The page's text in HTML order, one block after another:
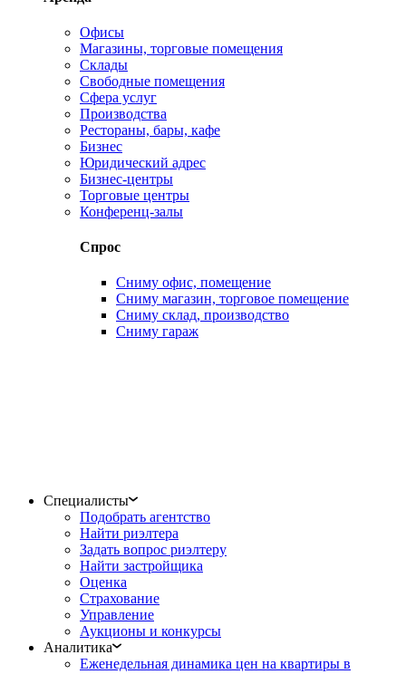
Офисы
Магазины, торговые помещения
Склады
Свободные помещения
Сфера услуг
Производства
Рестораны, бары, кафе
Бизнес
Юридический адрес
Бизнес-центры
Торговые центры
Конференц-залы
Спрос
Сниму офис, помещение
Сниму магазин, торговое помещение
Сниму склад, производство
Сниму гараж
Специалисты
Подобрать агентство
Найти риэлтера
Задать вопрос риэлтеру
Найти застройщика
Оценка
Страхование
Управление
Аукционы и конкурсы
Аналитика
Еженедельная динамика цен на квартиры в